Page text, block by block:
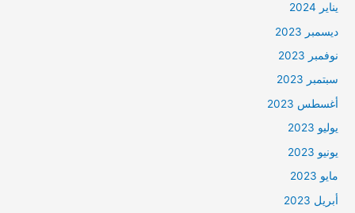
يناير 2024
ديسمبر 2023
نوفمبر 2023
سبتمبر 2023
أغسطس 2023
يوليو 2023
يونيو 2023
مايو 2023
أبريل 2023